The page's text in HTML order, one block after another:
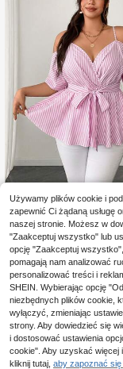
Elenzga
Magazyn UE
Elenzga
w dużym rozmiarze, z
przodu i ramiączkami
68,00zł
4-5 dni roboczych
Używamy plików cookie i
zapewnić Ci żądaną usługę
naszej stronie. Możesz w
"Zaakceptuj wszystko" lub
opcję "Zaakceptuj
pomagają nam analizować
personalizować treści i
SHEIN. Wybierając opcję
niezbędnych plików cookie,
wyłączyć, zmieniając
strony. Aby dowiedzieć się
i dostosować ustawienia
cookie". Aby uzyskać więcej
kliknij tutaj, aby zapoznać